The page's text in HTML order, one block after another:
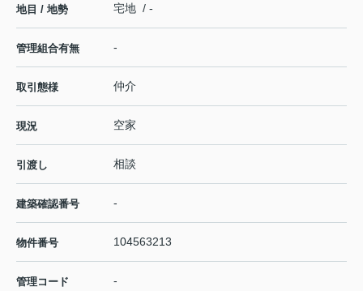
地目 / 地勢 宅地 / -
管理組合有無 -
取引態様 仲介
現況 空家
引渡し 相談
建築確認番号 -
物件番号 104563213
管理コード -